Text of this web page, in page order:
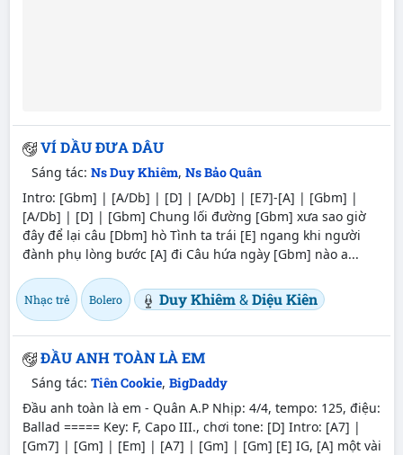
VÍ DẦU ĐƯA DÂU
Sáng tác: Ns Duy Khiêm, Ns Bảo Quân
Intro: [Gbm] | [A/Db] | [D] | [A/Db] | [E7]-[A] | [Gbm] |
[A/Db] | [D] | [Gbm] Chung lối đường [Gbm] xưa sao giờ
đây để lại câu [Dbm] hò Tình ta trái [E] ngang khi người
đành phụ lòng bước [A] đi Câu hứa ngày [Gbm] nào a...
Nhạc trẻ Bolero Duy Khiêm&Diệu Kiên
ĐẦU ANH TOÀN LÀ EM
Sáng tác: Tiên Cookie, BigDaddy
Đầu anh toàn là em - Quân A.P Nhịp: 4/4, tempo: 125, điệu:
Ballad ===== Key: F, Capo III., chơi tone: [D] Intro: [A7] |
[Gm7] | [Gm] | [Em] | [A7] | [Gm] | [Gm] [E] IG, [A] một vài